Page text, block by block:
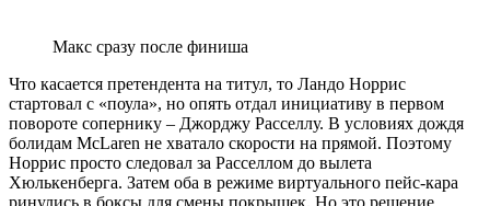
Макс сразу после финиша
Что касается претендента на титул, то Ландо Норрис
стартовал с «поула», но опять отдал инициативу в первом
повороте сопернику – Джорджу Расселлу. В условиях дождя
болидам McLaren не хватало скорости на прямой. Поэтому
Норрис просто следовал за Расселлом до вылета
Хюлькенберга. Затем оба в режиме виртуального пейс-кара